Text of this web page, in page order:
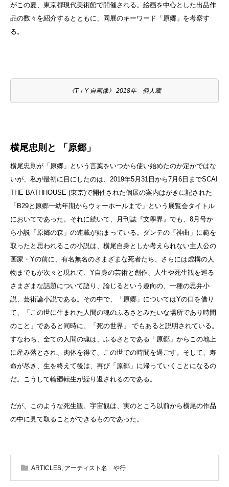
がこの夏、東京都現代美術館で開催される。絵画を中心とした出品作
品の数々を紹介するとともに、同展のキーワード「原郷」を考察す
る。
《T＋Y 自画像》 2018年 個人蔵
横尾忠則と 「原郷」
横尾忠則が「原郷」という言葉をいつから使い始めたのか定かではな
いが、私が最初に目にしたのは、2019年5月31日から7月6日までSCAI
THE BATHHOUSE (東京)で開催された個展の案内はがきに記された
「B29と原郷一幼年期からウォーホールまで」という展覧会タイトル
においてであった。それに続いて、月刊誌『文學界』でも、8月号か
ら小説「原郷の森」の連載が始まっている。ダンテの「神曲」に範を
取ったと思われるこの小説は、横尾自身としか考えられない主人公の
画家・Yの前に、有名無名のさまざまな死者たち、さらには虚構の人
物までもが次々と現れて、Y自身の芸術と創作、人生や死生観を巡る
さまざまな話題について語り、論じるという趣向の、一種の思弁小
説、芸術論小説である。その中で、「原郷」についてはYの口を借り
て、「この世に生まれた人間の魂のふるさとみたいな場所であり時間
のこと」であると同時に、「死の世界」 でもあると説明されている。
すなわち、全ての人間の魂は、ふるさとである「原郷」からこの地上
に産み落とされ、肉体を得て、この世での時間を過ごす。そして、寿
命が尽き、生を終えて後は、再び「原郷」に帰っていくことになるの
だ。こうして輪廻転生が繰り返されるのである。
だが、このような死生観、宇宙観は、実のところ以前から横尾の作品
の中に見て取ることができるものであった。
ARTICLES アーティスト名 や行